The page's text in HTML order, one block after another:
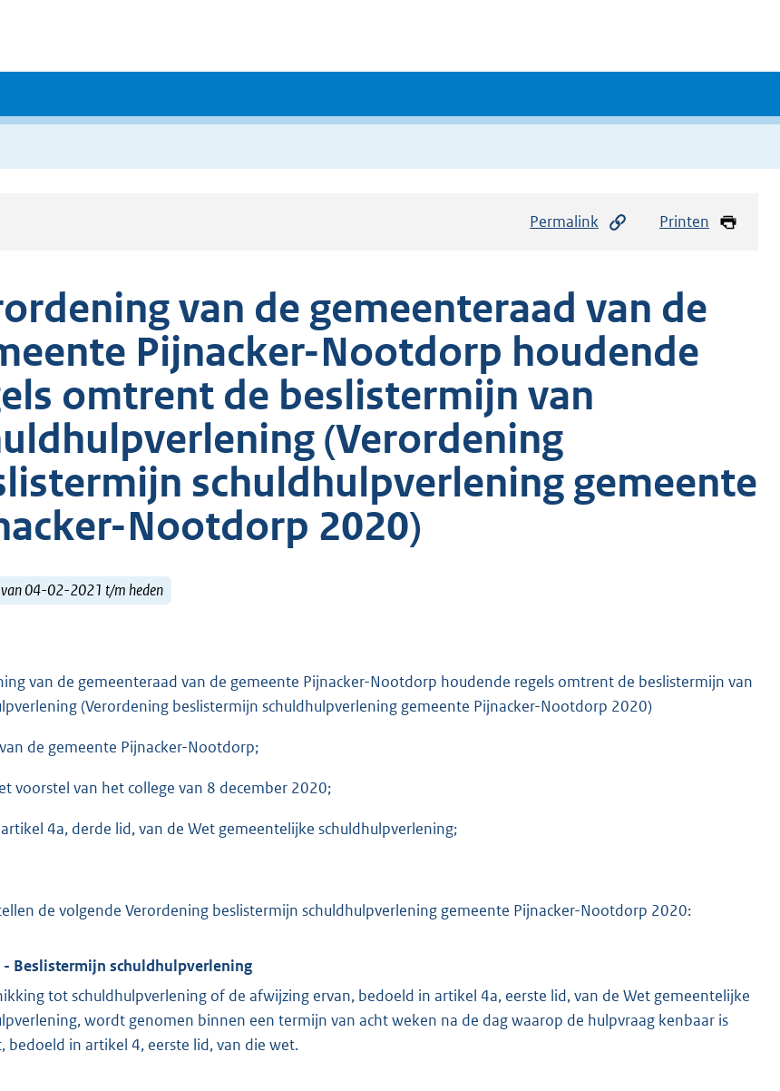
Permalink Printen
van de gemeenteraad van de
Pijnacker-Nootdorp houdende
omtrent de beslistermijn van
(Verordening
schuldhulpverlening gemeente
Nootdorp 2020)
van 04-02-2021 t/m heden
van de gemeenteraad van de gemeente Pijnacker-Nootdorp houdende regels omtrent de beslistermijn van
(Verordening beslistermijn schuldhulpverlening gemeente Pijnacker-Nootdorp 2020)
de gemeente Pijnacker-Nootdorp;
voorstel van het college van 8 december 2020;
4a, derde lid, van de Wet gemeentelijke schuldhulpverlening;
de volgende Verordening beslistermijn schuldhulpverlening gemeente Pijnacker-Nootdorp 2020:
Beslistermijn schuldhulpverlening
tot schuldhulpverlening of de afwijzing ervan, bedoeld in artikel 4a, eerste lid, van de Wet gemeentelijke
wordt genomen binnen een termijn van acht weken na de dag waarop de hulpvraag kenbaar is
bedoeld in artikel 4, eerste lid, van die wet.